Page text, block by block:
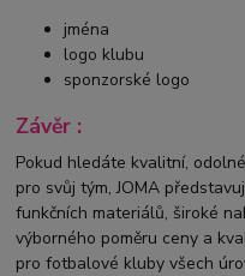
jména
logo klubu
sponzorské logo
Závěr :
Pokud hledáte kvalitní,
pro svůj tým, JOMA
funkčních materiálů, široké
výborného poměru ceny a
pro fotbalové kluby všech